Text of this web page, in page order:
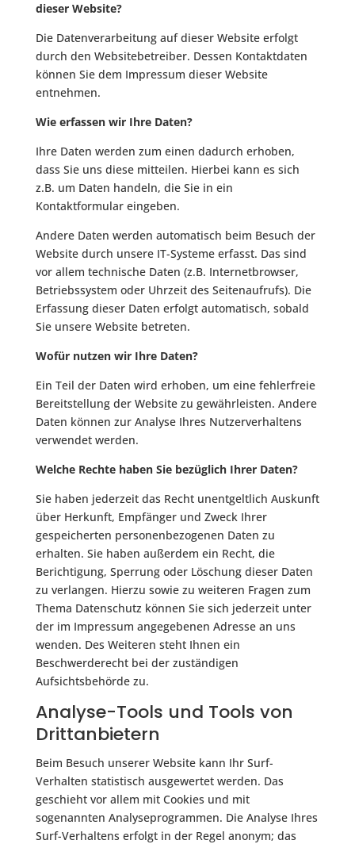
dieser Website?
Die Datenverarbeitung auf dieser Website erfolgt
durch den Websitebetreiber. Dessen Kontaktdaten
können Sie dem Impressum dieser Website
entnehmen.
Wie erfassen wir Ihre Daten?
Ihre Daten werden zum einen dadurch erhoben,
dass Sie uns diese mitteilen. Hierbei kann es sich
z.B. um Daten handeln, die Sie in ein
Kontaktformular eingeben.
Andere Daten werden automatisch beim Besuch der
Website durch unsere IT-Systeme erfasst. Das sind
vor allem technische Daten (z.B. Internetbrowser,
Betriebssystem oder Uhrzeit des Seitenaufrufs). Die
Erfassung dieser Daten erfolgt automatisch, sobald
Sie unsere Website betreten.
Wofür nutzen wir Ihre Daten?
Ein Teil der Daten wird erhoben, um eine fehlerfreie
Bereitstellung der Website zu gewährleisten. Andere
Daten können zur Analyse Ihres Nutzerverhaltens
verwendet werden.
Welche Rechte haben Sie bezüglich Ihrer Daten?
Sie haben jederzeit das Recht unentgeltlich Auskunft
über Herkunft, Empfänger und Zweck Ihrer
gespeicherten personenbezogenen Daten zu
erhalten. Sie haben außerdem ein Recht, die
Berichtigung, Sperrung oder Löschung dieser Daten
zu verlangen. Hierzu sowie zu weiteren Fragen zum
Thema Datenschutz können Sie sich jederzeit unter
der im Impressum angegebenen Adresse an uns
wenden. Des Weiteren steht Ihnen ein
Beschwerderecht bei der zuständigen
Aufsichtsbehörde zu.
Analyse-Tools und Tools von
Drittanbietern
Beim Besuch unserer Website kann Ihr Surf-
Verhalten statistisch ausgewertet werden. Das
geschieht vor allem mit Cookies und mit
sogenannten Analyseprogrammen. Die Analyse Ihres
Surf-Verhaltens erfolgt in der Regel anonym; das